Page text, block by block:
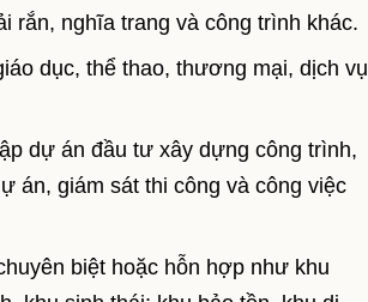
rắn, nghĩa trang và công trình khác.
dục, thể thao, thương mại, dịch vụ
dự án đầu tư xây dựng công trình,
án, giám sát thi công và công việc
biệt hoặc hỗn hợp như khu